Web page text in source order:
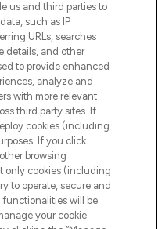
My Personal
us and third parties to
such as IP
URLs, searches
details, and other
to provide enhanced
analyze and
with more relevant
third party sites. If
cookies (including
If you click
browsing
only cookies (including
to operate, secure and
will be
your cookie